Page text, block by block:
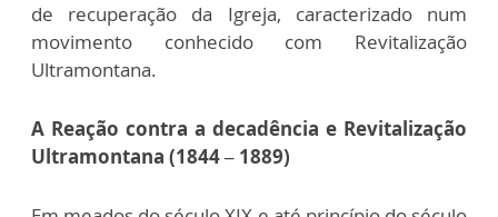
de recuperação da Igreja, caracterizado num
movimento conhecido com Revitalização
Ultramontana.
A Reação contra a decadência e Revitalização
Ultramontana (1844 – 1889)